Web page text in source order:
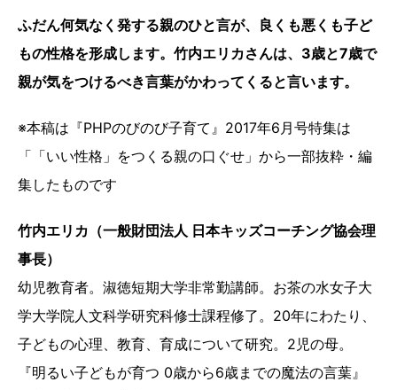
ふだん何気なく発する親のひと言が、良くも悪くも子ど
もの性格を形成します。竹内エリカさんは、3歳と7歳で
親が気をつけるべき言葉がかわってくると言います。
※本稿は『PHPのびのび子育て』2017年6月号特集は
「「いい性格」をつくる親の口ぐせ」から一部抜粋・編
集したものです
竹内エリカ（一般財団法人 日本キッズコーチング協会理
事長）
幼児教育者。淑徳短期大学非常勤講師。お茶の水女子大
学大学院人文科学研究科修士課程修了。20年にわたり、
子どもの心理、教育、育成について研究。2児の母。
『明るい子どもが育つ 0歳から6歳までの魔法の言葉』